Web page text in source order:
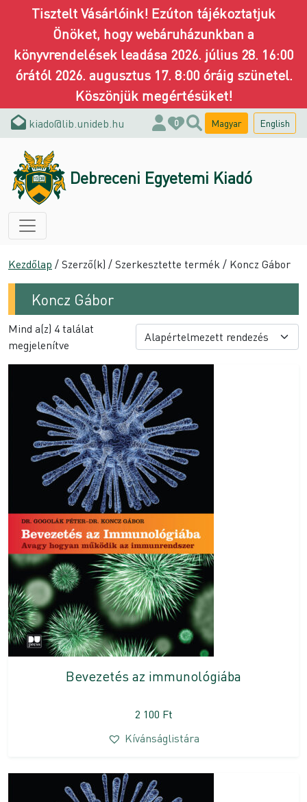
Tisztelt Vásárlóink! Ezúton tájékoztatjuk
Önöket, hogy webáruházunkban a
könyvrendelések leadása 2026. július 28. 16:00
órától 2026. augusztus 17. 8:00 óráig szünetel.
Köszönjük megértésüket!
kiado@lib.unideb.hu 0 Magyar English
Debreceni Egyetemi Kiadó
Kezdőlap / Szerző(k) / Szerkesztette termék / Koncz Gábor
Koncz Gábor
Mind a(z) 4 találat
megjelenítve
Bevezetés az immunológiába
2 100 Ft
Kívánságlistára